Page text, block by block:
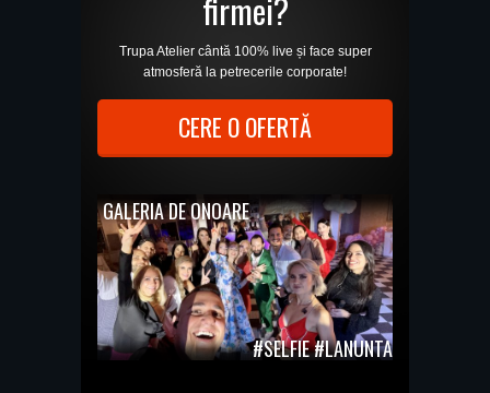
firmei?
Trupa Atelier cântă 100% live și face super
atmosferă la petrecerile corporate!
CERE O OFERTĂ
GALERIA DE ONOARE
#SELFIE #LANUNTA